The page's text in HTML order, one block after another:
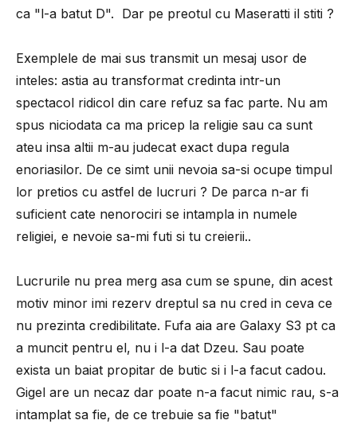
ca "l-a batut D". Dar pe preotul cu Maseratti il stiti ?
Exemplele de mai sus transmit un mesaj usor de
inteles: astia au transformat credinta intr-un
spectacol ridicol din care refuz sa fac parte. Nu am
spus niciodata ca ma pricep la religie sau ca sunt
ateu insa altii m-au judecat exact dupa regula
enoriasilor. De ce simt unii nevoia sa-si ocupe timpul
lor pretios cu astfel de lucruri ? De parca n-ar fi
suficient cate nenorociri se intampla in numele
religiei, e nevoie sa-mi futi si tu creierii..
Lucrurile nu prea merg asa cum se spune, din acest
motiv minor imi rezerv dreptul sa nu cred in ceva ce
nu prezinta credibilitate. Fufa aia are Galaxy S3 pt ca
a muncit pentru el, nu i l-a dat Dzeu. Sau poate
exista un baiat propitar de butic si i l-a facut cadou.
Gigel are un necaz dar poate n-a facut nimic rau, s-a
intamplat sa fie, de ce trebuie sa fie "batut"